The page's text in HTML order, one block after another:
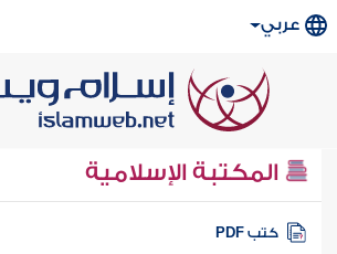
عربي
المكتبة الإسلامية